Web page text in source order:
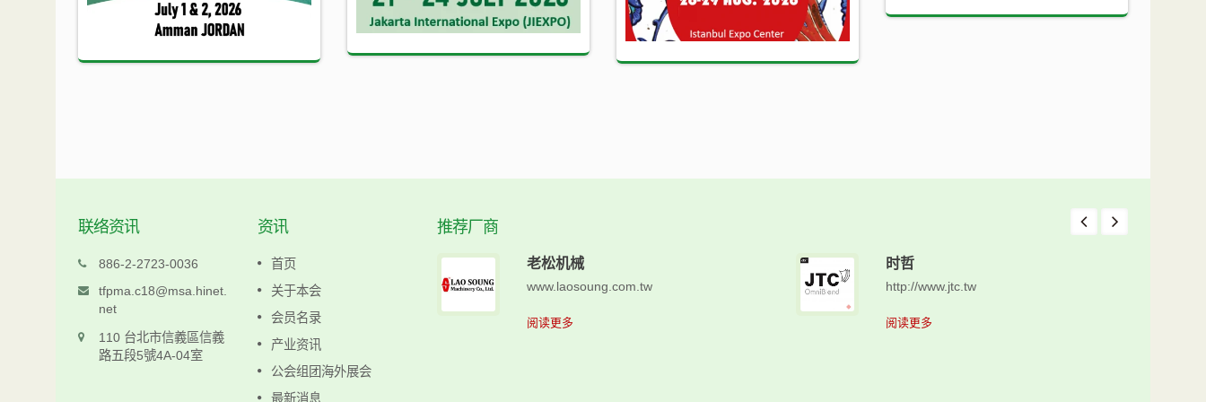
联络资讯
886-2-2723-0036
tfpma.c18@msa.hinet.
net
110 台北市信義區信義
路五段5號4A-04室
资讯
首页
关于本会
会员名录
产业资讯
公会组团海外展会
最新消息
推荐厂商
科仁
www.keljen.com.tw
老松机械
www.laosoung.com.tw
阅读更多
时哲
http://www.jtc.tw
阅读更多